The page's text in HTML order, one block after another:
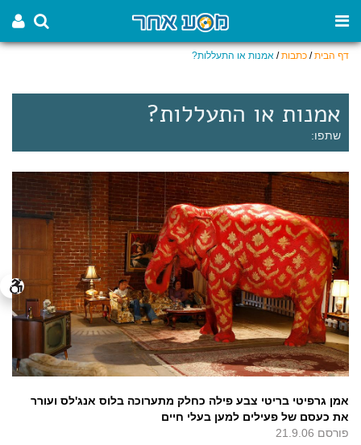
דף הבית/ כתבות/ אמנות או התעללות?
אמנות או התעללות?
שתפו:
אמן גרפיטי בריטי צבע פילה כחלק מתערוכה בלוס אנג'לס ועורר
את כעסם של פעילים למען בעלי חיים
פורסם 21.9.06